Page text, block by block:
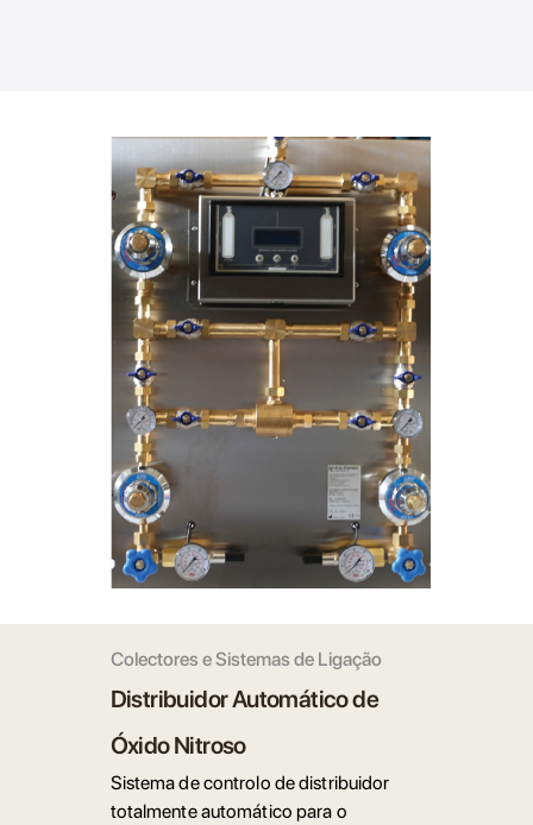
Colectores e Sistemas de Ligação
Distribuidor Automático de
Óxido Nitroso
Sistema de controlo de distribuidor
totalmente automático para o